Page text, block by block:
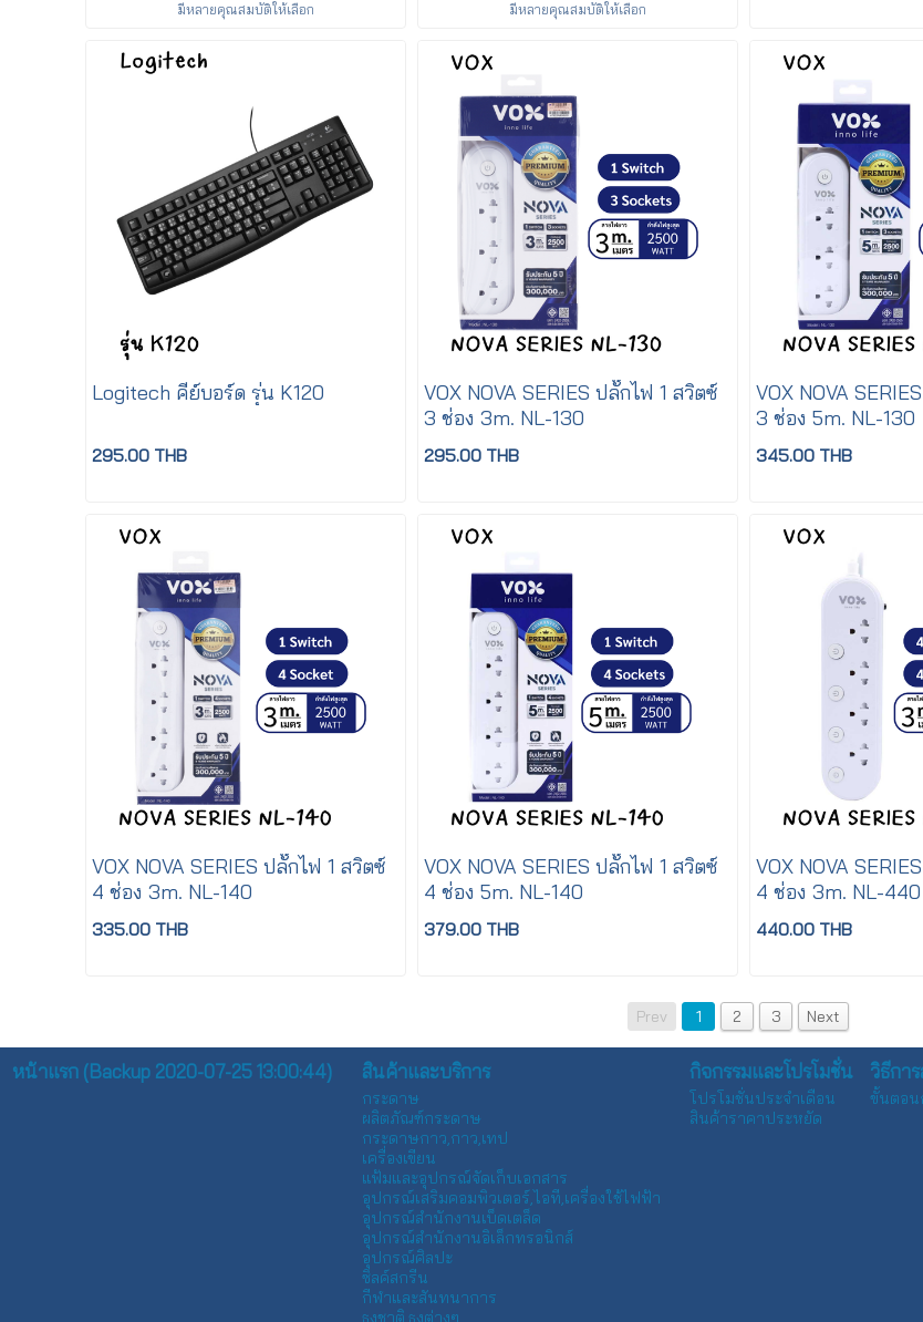
มีหลายคุณสมบัติให้เลือก มีหลายคุณสมบัติให้เลือก
Logitech คีย์บอร์ด รุ่น K120
295.00 THB
VOX NOVA SERIES ปลั๊กไฟ 1 สวิตซ์
3 ช่อง 3m. NL-130
295.00 THB
VOX NOVA
3 ช่อง 5m. NL-130
345.00 THB
VOX NOVA SERIES ปลั๊กไฟ 1 สวิตซ์
4 ช่อง 3m. NL-140
335.00 THB
VOX NOVA SERIES ปลั๊กไฟ 1 สวิตซ์
4 ช่อง 5m. NL-140
379.00 THB
VOX NOVA
4 ช่อง 3m. NL-440
440.00 THB
Prev 1 2 3 Next
หน้าแรก (Backup 2020-07-25 13:00:44) สินค้าและบริการ
กระดาษ
ผลิตภัณฑ์กระดาษ
กระดาษกาว,กาว,เทป
เครื่องเขียน
แฟ้มและอุปกรณ์จัดเก็บเอกสาร
อุปกรณ์เสริมคอมพิวเตอร์,ไอที,เครื่องใช้ไฟฟ้า
อุปกรณ์สำนักงานเบ็ดเตล็ด
อุปกรณ์สำนักงานอิเล็กทรอนิกส์
อุปกรณ์ศิลปะ
ซิลค์สกรีน
กีฬาและสันทนาการ
ธงชาติ,ธงต่างๆ
กิจกรรมและโปรโมชั่น
โปรโมชั่นประจำเดือน
สินค้าราคาประหยัด
วิธีกา
ขั้นตอน